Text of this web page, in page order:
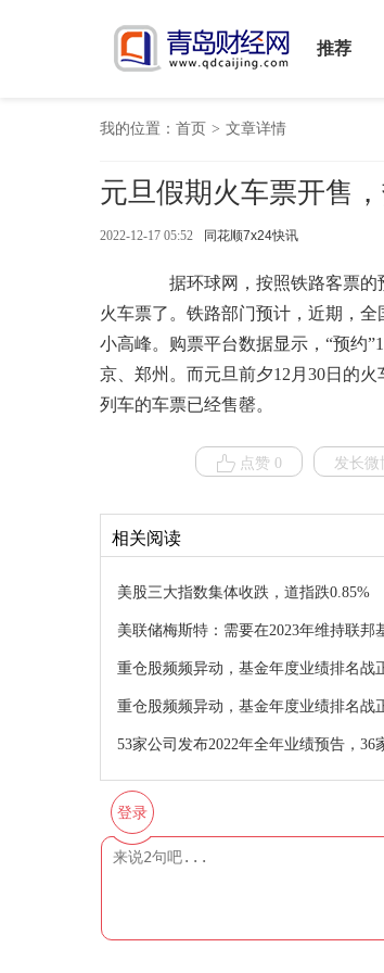
推荐
我的位置： 首页 > 文章详情
元旦假期火车票开售
2022-12-17 05:52 同花顺7x24快讯
据环球网，按照铁路客票的预
火车票了。铁路部门预计，近期，
小高峰。购票平台数据显示，“预约
京、郑州。而元旦前夕12月30日的
列车的车票已经售罄。
点赞 0 发长微
相关阅读
美股三大指数集体收跌，道指跌0.85%
美联储梅斯特：需要在2023年维持联邦
重仓股频频异动，基金年度业绩排名战
重仓股频频异动，基金年度业绩排名战
53家公司发布2022年全年业绩预告，
登录